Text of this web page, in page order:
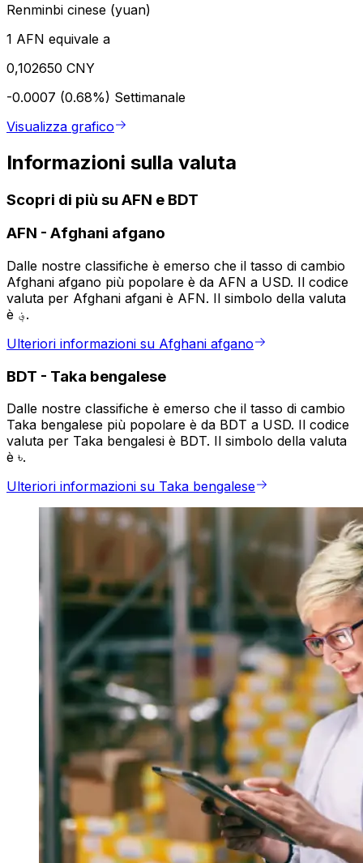
Renminbi cinese (yuan)
1 AFN equivale a
0,102650 CNY
-0.0007 (0.68%) Settimanale
Visualizza grafico
Informazioni sulla valuta
Scopri di più su AFN e BDT
AFN - Afghani afgano
Dalle nostre classifiche è emerso che il tasso di cambio
Afghani afgano più popolare è da AFN a USD. Il codice
valuta per Afghani afgani è AFN. Il simbolo della valuta
è ؋.
Ulteriori informazioni su Afghani afgano
BDT - Taka bengalese
Dalle nostre classifiche è emerso che il tasso di cambio
Taka bengalese più popolare è da BDT a USD. Il codice
valuta per Taka bengalesi è BDT. Il simbolo della valuta
è ৳.
Ulteriori informazioni su Taka bengalese